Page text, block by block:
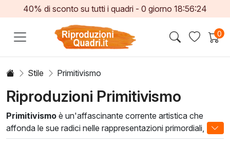
40% di sconto su tutti i quadri -0 giorno 18:56:22
0
Stile Primitivismo
Riproduzioni Primitivismo
Primitivismo è un'affascinante corrente artistica che
affonda le sue radici nelle rappresentazioni primordiali,
esprimendo l'autenticità e la genuinità delle emozioni